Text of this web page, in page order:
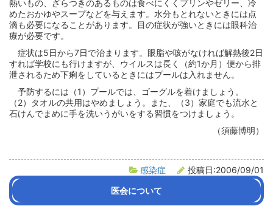
熱いもの、ざらつきのあるものは食べにくくプリンやゼリー、冷
めたおかゆやスープなどを与えます。水分もとれないときには点
滴も必要になることがあります。目の症状が強いときには眼科治
療が必要です。
症状は5日から7日で治まります。眼脂や咳がなければ解熱後2日
すれば学校にも行けますが、ウイルスは長く（約1か月）便から排
泄されるため下痢をしているときにはプールは入れません。
予防するには（1）プールでは、ゴーグルを着けましょう。
（2）タオルの共用はやめましょう。また、（3）家庭でも流水と
石けんでまめに手を洗いうがいをする習慣をつけましょう。
（須藤博明）
感染症
投稿日:2006/09/01
医会について